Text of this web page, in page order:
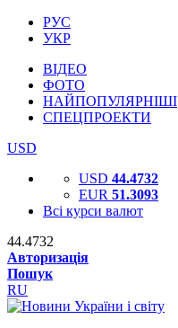
РУС
УКР
ВІДЕО
ФОТО
НАЙПОПУЛЯРНІШІ
СПЕЦПРОЕКТИ
USD
USD 44.4732
EUR 51.3093
Всі курси валют
44.4732
Авторизація
Пошук
RU